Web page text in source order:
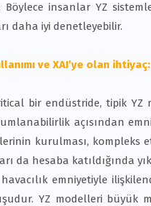
Böylece insanlar YZ
daha iyi denetleyebilir.
ve XAI’ye olan ihtiyaç:
bir endüstride, tipik
açısından
kurulması, kompleks
da hesaba katıldığında
emniyetiyle
YZ modelleri büyük